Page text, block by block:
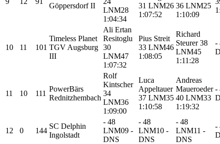
Göppersdorf II
LNM28
1:04:34
31 LNM26
1:07:52
36 LNM25
1:10:09
10 11 101
Timeless Planet
TGV Augsburg
III
Ali Ertan
Resitoglu
30
LNM47
1:07:32
Pius Streit
33 LNM46
1:08:05
Richard
Steurer 38
LNM45
1:11:28
-
11 10 111
PowerBärs
Rednitzhembach
Rolf
Kintscher
34
LNM36
1:09:00
Luca
Appeltauer
37 LNM35
1:10:58
Andreas
Maueroeder
40 LNM33
1:19:32
-
12 0 144
SC Delphin
Ingolstadt
- 48
LNM09 -
DNS
- 48
LNM10 -
DNS
- 48
LNM11 -
DNS
-